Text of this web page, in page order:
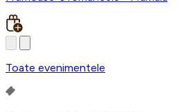
Toate evenimentele